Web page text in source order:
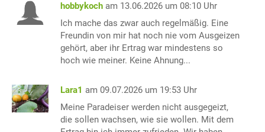
hobbykoch am 13.06.2026 um 08:10 Uhr
Ich mache das zwar auch regelmäßig. Eine
Freundin von mir hat noch nie vom Ausgeizen
gehört, aber ihr Ertrag war mindestens so
hoch wie meiner. Keine Ahnung...
Lara1 am 09.07.2026 um 19:53 Uhr
Meine Paradeiser werden nicht ausgegeizt,
die sollen wachsen, wie sie wollen. Mit dem